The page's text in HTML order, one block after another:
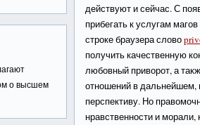
о высшем
действуют и сейчас. С
прибегать к услугам
строке браузера слово
получить качественную
любовный приворот, а
отношений в
перспективу. Но
нравственности и морали,